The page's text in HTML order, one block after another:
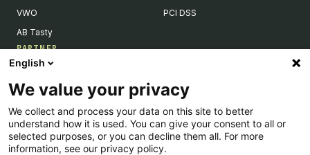
VWO
AB Tasty
PARTNER
Become a Partner
Integrations Directory
Partners Directory
PCI DSS
English
We value your privacy
We collect and process your data on this site to better
understand how it is used. You can give your consent to all or
selected purposes, or you can decline them all. For more
information, see our privacy policy.